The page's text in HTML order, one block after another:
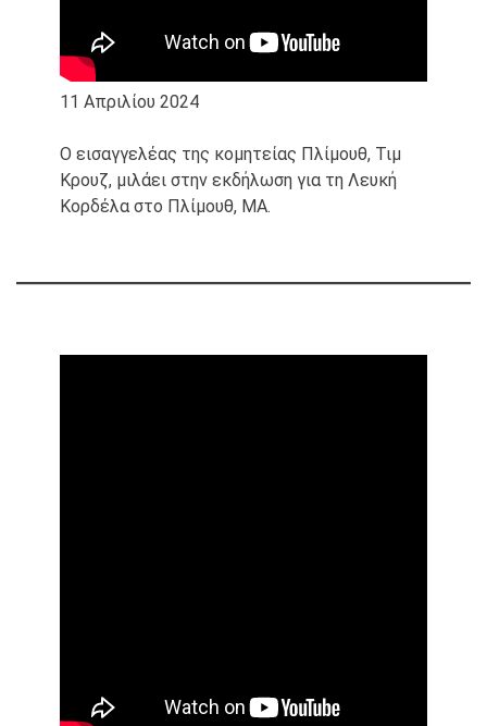
11 Απριλίου 2024
Ο εισαγγελέας της κομητείας Πλίμουθ, Τιμ
Κρουζ, μιλάει στην εκδήλωση για τη Λευκή
Κορδέλα στο Πλίμουθ, ΜΑ.